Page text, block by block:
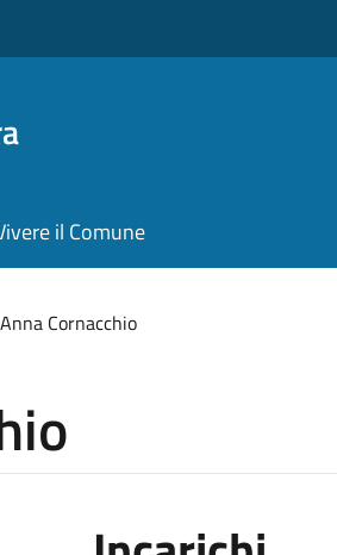
il Comune
Anna Cornacchio